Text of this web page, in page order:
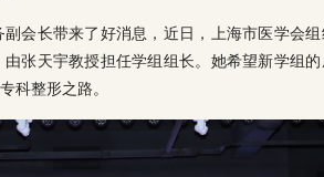
会长带来了好消息，近日，上海市医学会
张天宇教授担任学组组长。她希望新学组
科整形之路。